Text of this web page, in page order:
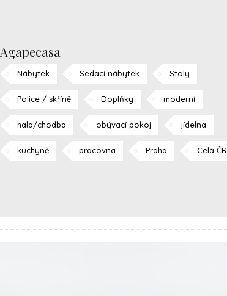
Agapecasa
Nábytek Sedací nábytek Stoly
Police / skříně Doplňky moderní
hala/chodba obývací pokoj jídelna
kuchyně pracovna Praha Celá ČR